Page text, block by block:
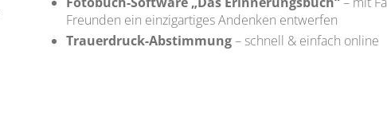
Freunden ein einzigartiges Andenken entwerfen
Trauerdruck-Abstimmung– schnell & einfach online